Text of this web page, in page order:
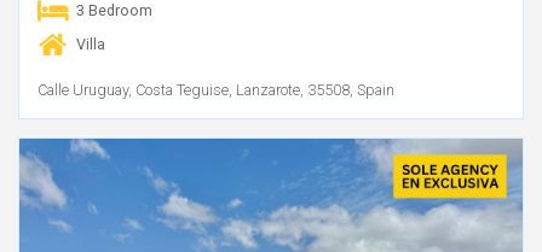
3 Bedroom
Villa
Calle Uruguay, Costa Teguise, Lanzarote, 35508, Spain